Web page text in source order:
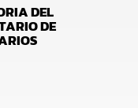
DEL
DE